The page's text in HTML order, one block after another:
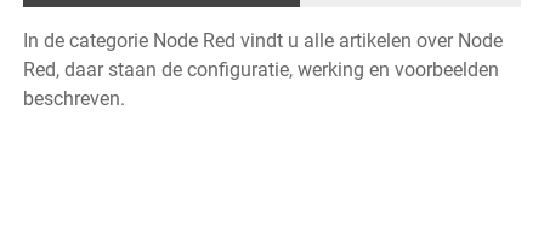
In de categorie Node Red vindt u alle artikelen over Node
Red, daar staan de configuratie, werking en voorbeelden
beschreven.